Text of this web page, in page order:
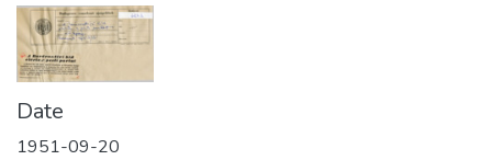
Date
1951-09-20